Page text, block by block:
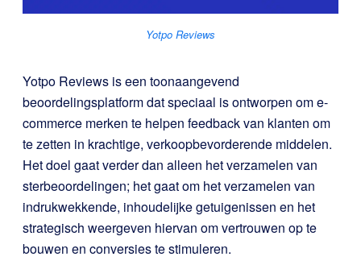
Yotpo Reviews
Yotpo Reviews is een toonaangevend
beoordelingsplatform dat speciaal is ontworpen om e-
commerce merken te helpen feedback van klanten om
te zetten in krachtige, verkoopbevorderende middelen.
Het doel gaat verder dan alleen het verzamelen van
sterbeoordelingen; het gaat om het verzamelen van
indrukwekkende, inhoudelijke getuigenissen en het
strategisch weergeven hiervan om vertrouwen op te
bouwen en conversies te stimuleren.